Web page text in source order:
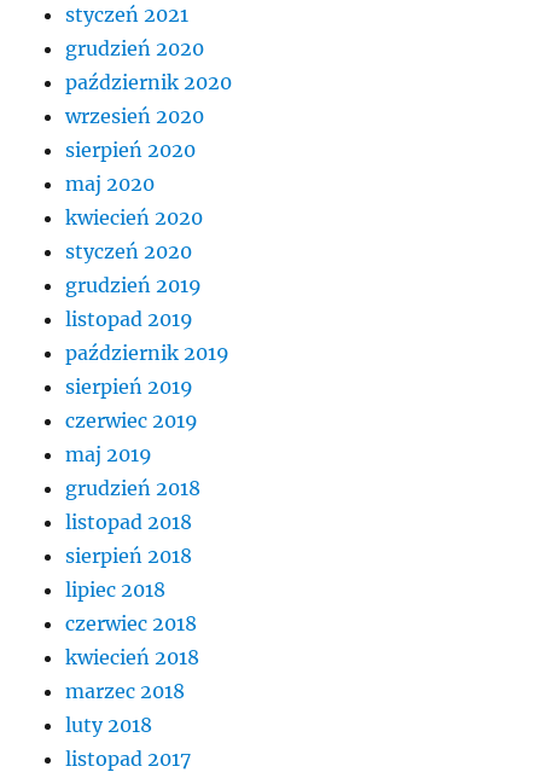
styczeń 2021
grudzień 2020
październik 2020
wrzesień 2020
sierpień 2020
maj 2020
kwiecień 2020
styczeń 2020
grudzień 2019
listopad 2019
październik 2019
sierpień 2019
czerwiec 2019
maj 2019
grudzień 2018
listopad 2018
sierpień 2018
lipiec 2018
czerwiec 2018
kwiecień 2018
marzec 2018
luty 2018
listopad 2017